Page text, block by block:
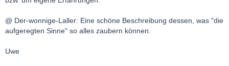
@ Der-wonnige-Laller: Eine schöne Beschreibung dessen, was "die
aufgeregten Sinne" so alles zaubern können.
Uwe